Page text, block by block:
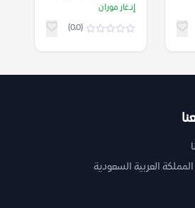
موران
إدغار موران
(0.0)
المملكة العربية السعودية